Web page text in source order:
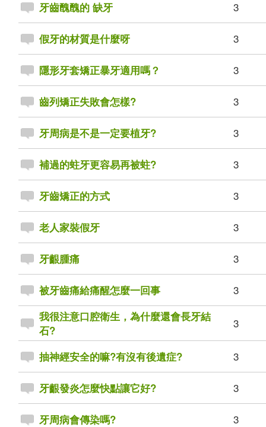
牙齒醜醜的 缺牙 3
假牙的材質是什麼呀 3
隱形牙套矯正暴牙適用嗎？ 3
齒列矯正失敗會怎樣? 3
牙周病是不是一定要植牙? 3
補過的蛀牙更容易再被蛀? 3
牙齒矯正的方式 3
老人家裝假牙 3
牙齦腫痛 3
被牙齒痛給痛醒怎麼一回事 3
我很注意口腔衛生，為什麼還會長牙結
石?
3
抽神經安全的嘛?有沒有後遺症? 3
牙齦發炎怎麼快點讓它好? 3
牙周病會傳染嗎? 3